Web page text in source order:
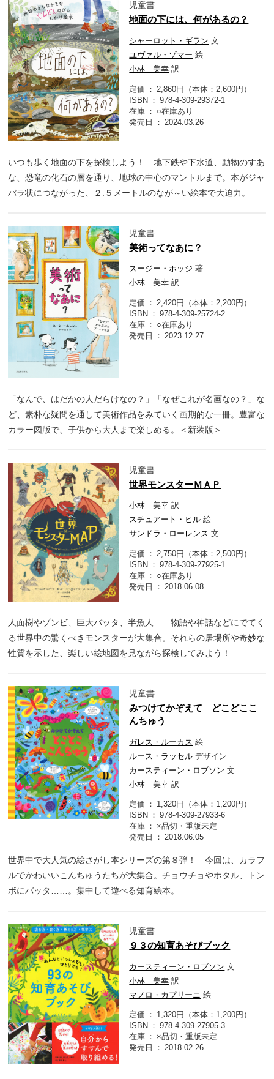
児童書
地面の下には、何があるの？
シャーロット・ギラン 文
ユヴァル・ゾマー 絵
小林 美幸 訳
定価
2,860円（本体：2,600円）
ISBN
978-4-309-29372-1
在庫
○在庫あり
発売日
2024.03.26
いつも歩く地面の下を探検しよう！ 地下鉄や下水道、動物のすあ
な、恐竜の化石の層を通り、地球の中心のマントルまで。本がジャ
バラ状につながった、２.５メートルのなが～い絵本で大迫力。
児童書
美術ってなあに？
スージー・ホッジ 著
小林 美幸 訳
定価
2,420円（本体：2,200円）
ISBN
978-4-309-25724-2
在庫
○在庫あり
発売日
2023.12.27
「なんで、はだかの人だらけなの？」「なぜこれが名画なの？」な
ど、素朴な疑問を通して美術作品をみていく画期的な一冊。豊富な
カラー図版で、子供から大人まで楽しめる。＜新装版＞
児童書
世界モンスターＭＡＰ
小林 美幸 訳
スチュアート・ヒル 絵
サンドラ・ローレンス 文
定価
2,750円（本体：2,500円）
ISBN
978-4-309-27925-1
在庫
○在庫あり
発売日
2018.06.08
人面樹やゾンビ、巨大バッタ、半魚人……物語や神話などにでてく
る世界中の驚くべきモンスターが大集合。それらの居場所や奇妙な
性質を示した、楽しい絵地図を見ながら探検してみよう！
児童書
みつけてかぞえて どこどここ
んちゅう
ガレス・ルーカス 絵
ルース・ラッセル デザイン
カースティーン・ロブソン 文
小林 美幸 訳
定価
1,320円（本体：1,200円）
ISBN
978-4-309-27933-6
在庫
×品切・重版未定
発売日
2018.06.05
世界中で大人気の絵さがし本シリーズの第８弾！ 今回は、カラフ
ルでかわいいこんちゅうたちが大集合。チョウチョやホタル、トン
ボにバッタ……。集中して遊べる知育絵本。
児童書
９３の知育あそびブック
カースティーン・ロブソン 文
小林 美幸 訳
マノロ・カプリーニ 絵
定価
1,320円（本体：1,200円）
ISBN
978-4-309-27905-3
在庫
×品切・重版未定
発売日
2018.02.26